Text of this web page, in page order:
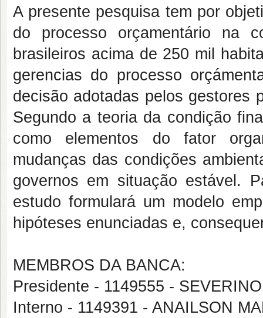
A presente pesquisa tem por
do processo orçamentário na
brasileiros acima de 250 mil
gerencias do processo
decisão adotadas pelos gestores
Segundo a teoria da condição
como elementos do fator
mudanças das condições
governos em situação estável.
estudo formulará um modelo
hipóteses enunciadas e,
MEMBROS DA BANCA:
Presidente - 1149555 -
Interno - 1149391 - ANAILSON